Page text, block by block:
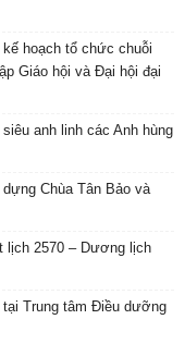
hoạch tổ chức chuỗi
Giáo hội và Đại hội đại
anh linh các Anh hùng
Chùa Tân Bảo và
lịch 2570 – Dương lịch
Trung tâm Điều dưỡng